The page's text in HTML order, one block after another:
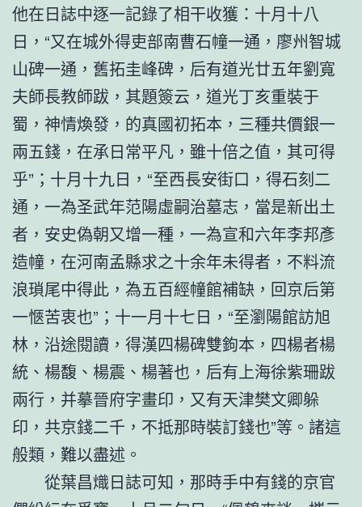
他在日誌中逐一記錄了相干收獲：十月十八
日，“又在城外得吏部南曹石幢一通，廖州智城
山碑一通，舊拓圭峰碑，后有道光廿五年劉寬
夫師長教師跋，其題簽云，道光丁亥重裝于
蜀，神情煥發，的真國初拓本，三種共價銀一
兩五錢，在承日常平凡，雖十倍之值，其可得
乎”；十月十九日，“至西長安街口，得石刻二
通，一為圣武年范陽虛嗣治墓志，當是新出土
者，安史偽朝又增一種，一為宣和六年李邦彥
造幢，在河南孟縣求之十余年未得者，不料流
浪瑣尾中得此，為五百經幢館補缺，回京后第
一愜苦衷也”；十一月十七日，“至瀏陽館訪旭
林，沿途閱讀，得漢四楊碑雙鉤本，四楊者楊
統、楊馥、楊震、楊著也，后有上海徐紫珊跋
兩行，并摹晉府字畫印，又有天津樊文卿躲
印，共京錢二千，不抵那時裝訂錢也”等。諸這
般類，難以盡述。
從葉昌熾日誌可知，那時手中有錢的京官